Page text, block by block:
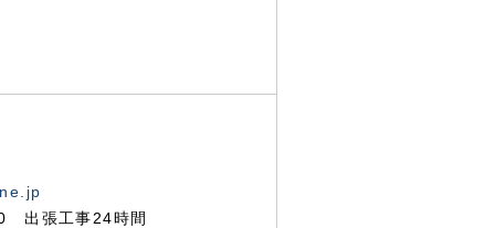
出張工事24時間